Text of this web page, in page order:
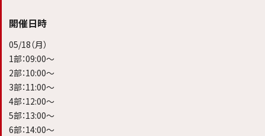
開催日時
05/18（月）
1部：09:00〜
2部：10:00〜
3部：11:00〜
4部：12:00〜
5部：13:00〜
6部：14:00〜